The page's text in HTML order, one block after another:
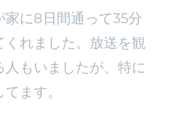
家に8日間通って35分
れました。放送を観
もいましたが、特に
ます。